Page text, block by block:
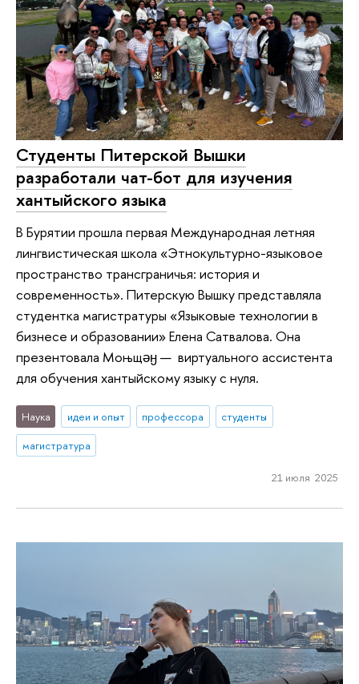
Студенты Питерской Вышки
разработали чат-бот для изучения
хантыйского языка
В Бурятии прошла первая Международная летняя
лингвистическая школа «Этнокультурно-языковое
пространство трансграничья: история и
современность». Питерскую Вышку представляла
студентка магистратуры «Языковые технологии в
бизнесе и образовании» Елена Сатвалова. Она
презентовала Моњщәӈ — виртуального ассистента
для обучения хантыйскому языку с нуля.
Наука идеи и опыт профессора
студенты
магистратура
21 июля 2025